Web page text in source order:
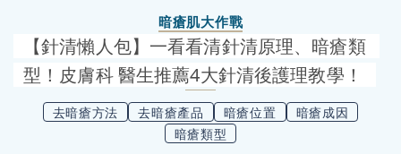
暗瘡肌大作戰
【針清懶人包】一看看清針清原理、暗瘡類
型！皮膚科 醫生推薦4大針清後護理教學！
去暗瘡方法 去暗瘡產品 暗瘡位置
暗瘡成因
暗瘡類型